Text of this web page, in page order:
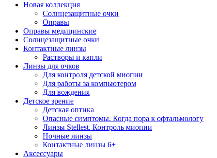
Новая коллекция
Солнцезащитные очки
Оправы
Оправы медицинские
Солнцезащитные очки
Контактные линзы
Растворы и капли
Линзы для очков
Для контроля детской миопии
Для работы за компьютером
Для вождения
Детское зрение
Детская оптика
Опасные симптомы. Когда пора к офтальмологу
Линзы Stellest. Контроль миопии
Ночные линзы
Контактные линзы 6+
Аксессуары